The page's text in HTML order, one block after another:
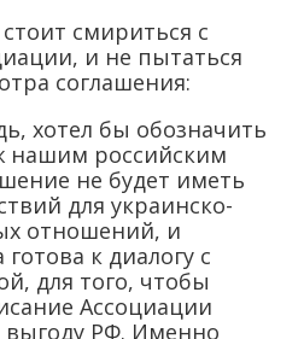
смириться с
и не пытаться
соглашения:
хотел бы обозначить
нашим российским
не будет иметь
для украинско-
отношений, и
к диалогу с
для того, чтобы
Ассоциации
выгоду РФ. Именно